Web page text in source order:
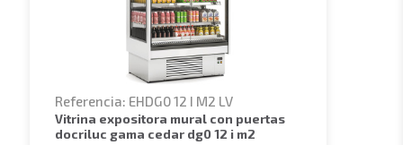
Referencia: EHDG0 12 I M2 LV
vitrina expositora mural con puertas
docriluc gama cedar dg0 12 i m2